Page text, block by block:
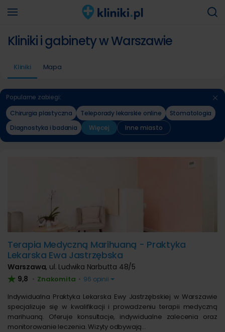
Kliniki i gabinety w Warszawie
Kliniki Mapa
Popularne zabiegi:
Chirurgia plastyczna
Teleporady lekarskie online
Stomatologia
Diagnostyka i badania
Więcej Inne miasto
Terapia Medyczną Marihuaną - Praktyka
Lekarska Ewa Jastrzębska
Warszawa, ul. Ludwika Narbutta 48/5
9,8 • Znakomita • 96 opinii
Indywidualna Praktyka Lekarska Ewy Jastrzębskiej w Warszawie
specjalizuje się w kwalifikacji i prowadzeniu terapii medyczną
marihuaną. Oferuje konsultacje, indywidualne zalecenia oraz
monitorowanie leczenia. Wizyty odbywają…